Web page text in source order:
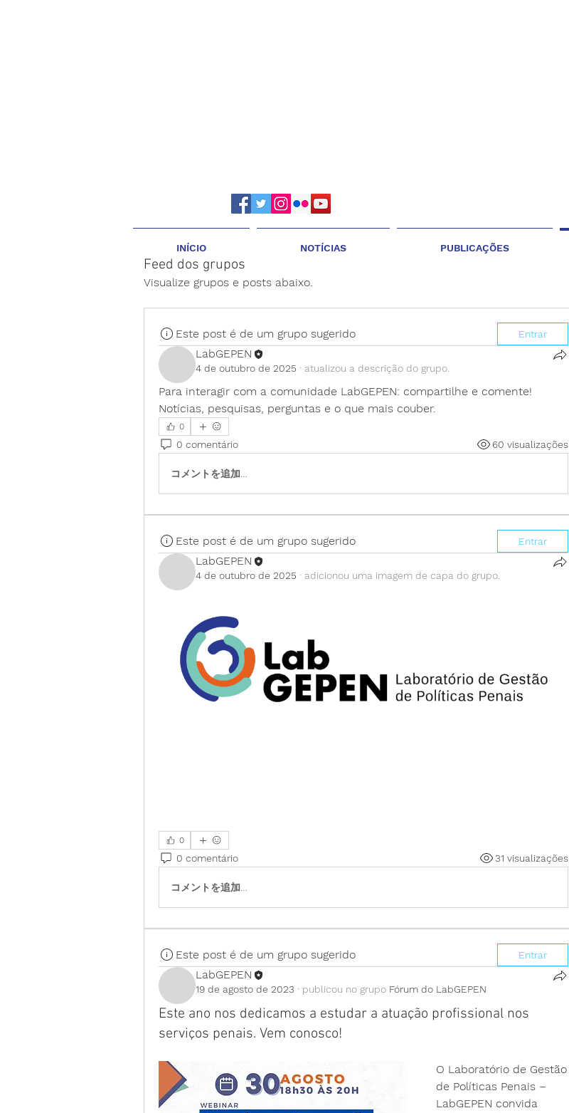
INÍCIO NOTÍCIAS PUBLICAÇÕES
Feed dos grupos
Visualize grupos e posts abaixo.
Este post é de um grupo sugerido Entrar
LabGEPEN
4 de outubro de 2025 · atualizou a descrição do grupo.
Para interagir com a comunidade LabGEPEN: compartilhe e comente!
Notícias, pesquisas, perguntas e o que mais couber.
0
0 comentário 60 visualizações
コメントを追加…
Este post é de um grupo sugerido Entrar
LabGEPEN
4 de outubro de 2025 · adicionou uma imagem de capa do grupo.
0
0 comentário 31 visualizações
コメントを追加…
Este post é de um grupo sugerido Entrar
LabGEPEN
19 de agosto de 2023 · publicou no grupo Fórum do LabGEPEN
Este ano nos dedicamos a estudar a atuação profissional nos
serviços penais. Vem conosco!
O Laboratório de Gestão
de Políticas Penais –
LabGEPEN convida